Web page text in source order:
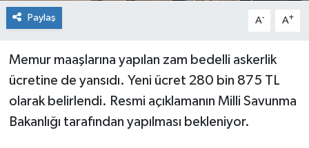
Paylaş A- A+
Memur maaşlarına yapılan zam bedelli askerlik
ücretine de yansıdı. Yeni ücret 280 bin 875 TL
olarak belirlendi. Resmi açıklamanın Milli Savunma
Bakanlığı tarafından yapılması bekleniyor.